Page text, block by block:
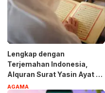
Lengkap dengan
Terjemahan Indonesia,
Alquran Surat Yasin Ayat 1-
83
AGAMA